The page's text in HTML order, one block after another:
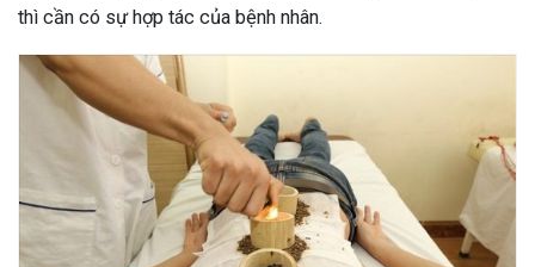
thì cần có sự hợp tác của bệnh nhân.